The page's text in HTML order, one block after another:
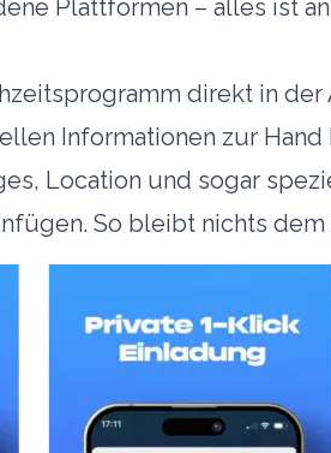
Plattformen – alles ist
direkt in
Informationen zur Hand
Location und sogar
So bleibt nichts